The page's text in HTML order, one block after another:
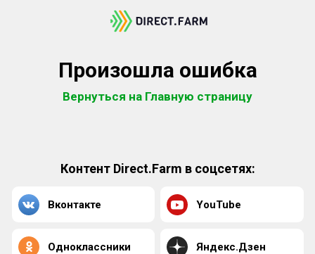
Произошла ошибка
Вернуться на Главную страницу
Контент Direct.Farm в соцсетях:
Вконтакте YouTube
Одноклассники Яндекс.Дзен